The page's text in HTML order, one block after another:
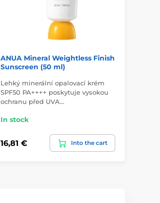
ANUA Mineral Weightless Finish
Sunscreen (50 ml)
Lehký minerální opalovací krém
SPF50 PA++++ poskytuje vysokou
ochranu před UVA…
In stock
16,81 € Into the cart